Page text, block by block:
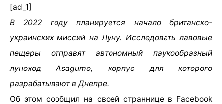
[ad_1]
В 2022 году планируется начало британско-
украинских миссий на Луну. Исследовать лавовые
пещеры отправят автономный паукообразный
луноход Asagumo, корпус для которого
разрабатывают в Днепре.
Об этом сообщил на своей страннице в Facebook